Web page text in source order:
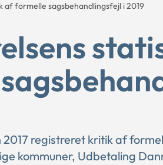
formelle sagsbehandlingsfejl i 2019
registreret kritik af
kommuner, Udbetaling